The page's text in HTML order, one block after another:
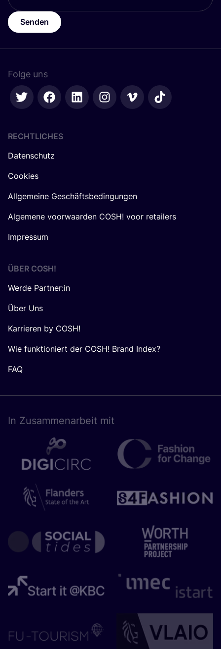
Senden
Folge uns
RECHTLICHES
Datenschutz
Cookies
Allgemeine Geschäftsbedingungen
Algemene voorwaarden COSH! voor retailers
Impressum
ÜBER COSH!
Werde Partner:in
Über Uns
Karrieren by COSH!
Wie funktioniert der COSH! Brand Index?
FAQ
In Zusam­men­ar­beit mit